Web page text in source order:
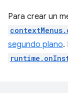
Para crear un
segundo plano.